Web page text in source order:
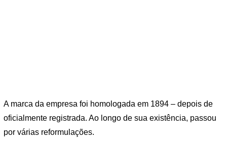
A marca da empresa foi homologada em 1894 – depois de
oficialmente registrada. Ao longo de sua existência, passou
por várias reformulações.